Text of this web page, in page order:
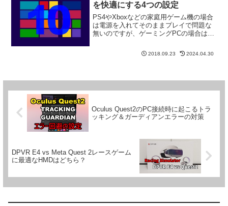
を快適にする4つの設定
PS4やXboxなどの家庭用ゲーム機の場合
は電源を入れてそのままプレイで問題な
無いのですが、ゲーミングPCの場合は初
分や、ゲーム用に最適化されていない設
定などが幾つかあります。
2018.09.23 2024.04.30
Oculus Quest2のPC接続時に起こるトラ
ッキング＆ガーディアンエラーの対策
DPVR E4 vs Meta Quest 2レースゲーム
に最適なHMDはどちら？